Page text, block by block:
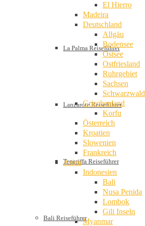
La Palma Reiseführer
Lanzarote Reiseführer
Teneriffa Reiseführer
Bali Reiseführer
El Hierro
Madeira
Deutschland
Allgäu
Bodensee
Ostsee
Ostfriesland
Ruhrgebiet
Sachsen
Schwarzwald
Griechenland
Korfu
Österreich
Kroatien
Slowenien
Frankreich
Asien
Indonesien
Bali
Nusa Penida
Lombok
Gili Inseln
Myanmar